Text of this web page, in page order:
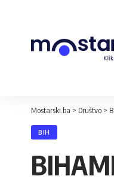
Mostarski.ba > Društvo >
BIH